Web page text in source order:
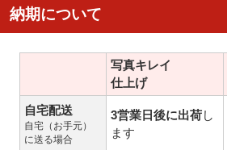
納期について
写真キレイ
仕上げ
自宅配送
自宅（お手元）
に送る場合
3営業日後に出荷し
ます